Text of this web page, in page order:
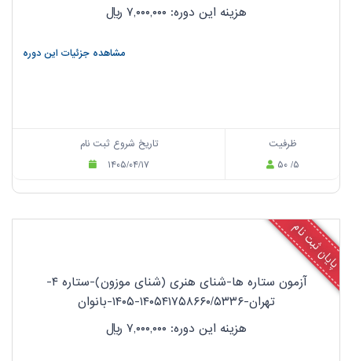
هزینه این دوره: ۷,۰۰۰,۰۰۰ ریال
مشاهده جزئیات این دوره
تاریخ شروع ثبت نام
۱۴۰۵/۰۴/۱۷
ظرفیت
۵۰ /۵
پایان ثبت نام
آزمون ستاره ها-شنای هنری (شنای موزون)-ستاره ۴-
تهران-۱۴۰۵۴۱۷۵۸۶۶۰/۵۳۳۶-۱۴۰۵-بانوان
هزینه این دوره: ۷,۰۰۰,۰۰۰
ریال